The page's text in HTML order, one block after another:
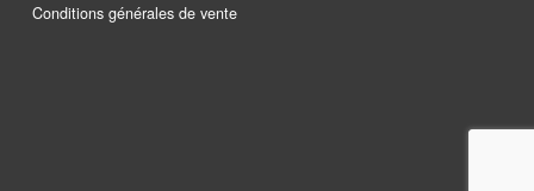
traditionnels
Conditions générales de vente